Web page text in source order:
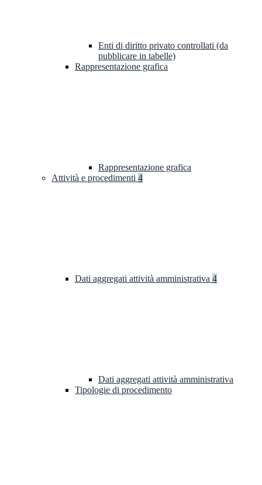
Enti di diritto privato controllati (da
pubblicare in tabelle)
Rappresentazione grafica
Rappresentazione grafica
Attività e procedimenti 4
Dati aggregati attività amministrativa 4
Dati aggregati attività amministrativa
Tipologie di procedimento